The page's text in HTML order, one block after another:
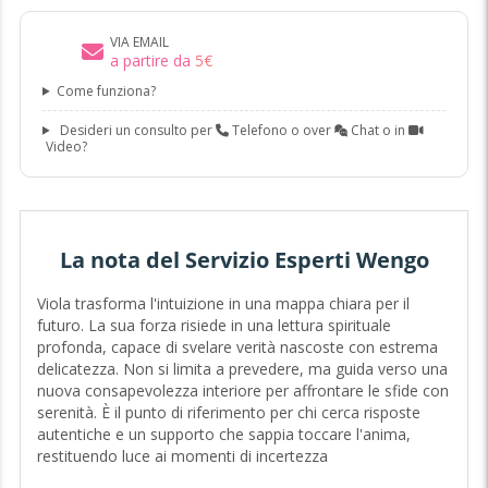
VIA EMAIL
a partire da 5€
Come funziona?
Desideri un consulto per Telefono o over
Chat o in
Video?
La nota del Servizio Esperti Wengo
Viola trasforma l'intuizione in una mappa chiara per il
futuro. La sua forza risiede in una lettura spirituale
profonda, capace di svelare verità nascoste con estrema
delicatezza. Non si limita a prevedere, ma guida verso una
nuova consapevolezza interiore per affrontare le sfide con
serenità. È il punto di riferimento per chi cerca risposte
autentiche e un supporto che sappia toccare l'anima,
restituendo luce ai momenti di incertezza